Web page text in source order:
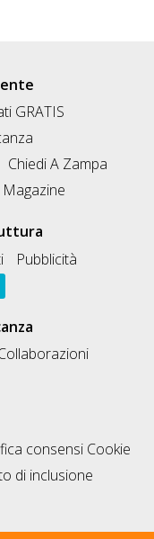
GRATIS
Chiedi A Zampa
Pubblicità
consensi Cookie
di inclusione